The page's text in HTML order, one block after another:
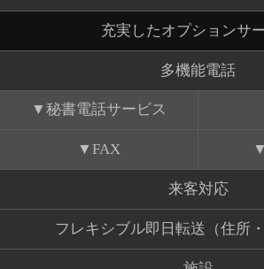
充実したオプションサ
多機能電話
秘書電話サービス
FAX
来客対応
フレキシブル即日転送（住所